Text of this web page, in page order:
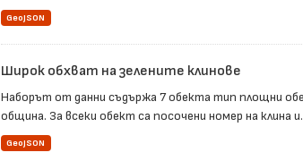
GeoJSON
Широк обхват на зелените клинове
Наборът от данни съдържа 7 обекта тип площни
община. За всеки обект са посочени номер на клина
GeoJSON